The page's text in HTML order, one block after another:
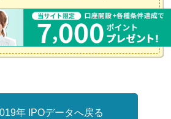
年 IPOデータへ戻る